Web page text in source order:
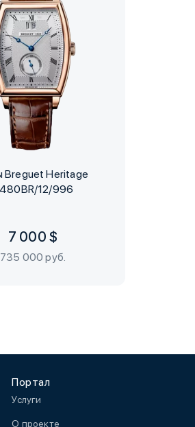
Breguet Heritage
12/996
7 000 $
735 000 руб.
Портал
Услуги
О проекте